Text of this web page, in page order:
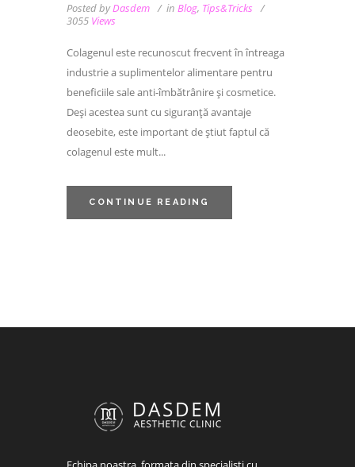
Posted byDasdem in Blog, Tips&Tricks
3055 Views
Colagenul este recunoscut frecvent în întreaga
industrie a suplimentelor alimentare pentru
beneficiile sale anti-îmbătrânire și cosmetice.
Deși acestea sunt cu siguranță avantaje
deosebite, este important de știut faptul că
colagenul este mult...
CONTINUE READING